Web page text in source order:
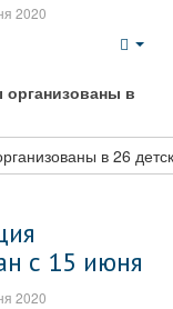
2020
организованы в
в 26
с 15 июня
2020